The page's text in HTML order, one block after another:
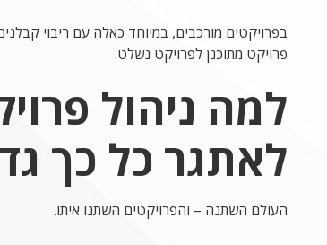
בפרויקטים מורכבים, במיוחד כאלה עם ריבוי
פרויקט מתוכנן לפרויקט נשלט.
למה ניהול
לאתגר כל כך
העולם השתנה – והפרויקטים השתנו איתו.